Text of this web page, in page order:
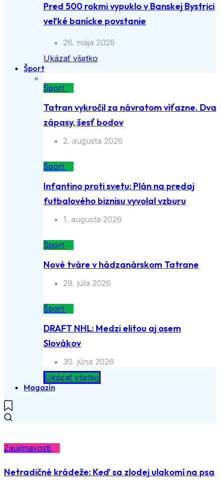
Pred 500 rokmi vypuklo v Banskej Bystrici
veľké banícke povstanie
26. mája 2026
Ukázať všetko
Šport
Šport
Tatran vykročil za návratom víťazne. Dva
zápasy, šesť bodov
2. augusta 2026
Šport
Infantino proti svetu: Plán na predaj
futbalového biznisu vyvolal vzburu
1. augusta 2026
Šport
Nové tváre v hádzanárskom Tatrane
29. júla 2026
Šport
DRAFT NHL: Medzi elitou aj osem
Slovákov
30. júna 2026
Ukázať všetko
Magazín
Zaujímavosti
Netradičné krádeže: Keď sa zlodej ulakomí na psa